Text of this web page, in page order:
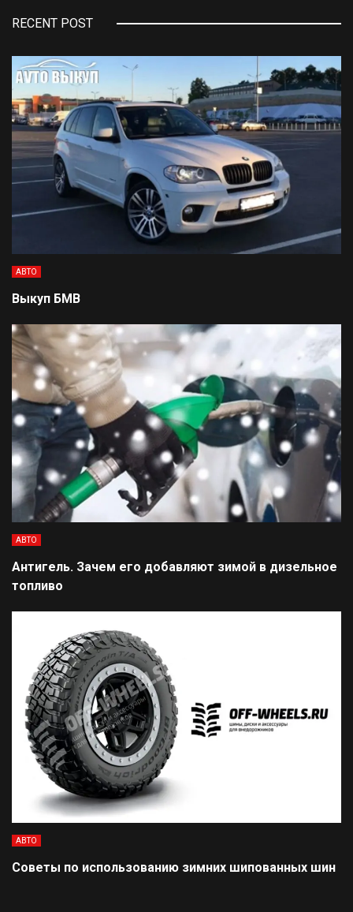
RECENT POST
АВТО
Выкуп БМВ
АВТО
Антигель. Зачем его добавляют зимой в дизельное
топливо
АВТО
Советы по использованию зимних шипованных шин